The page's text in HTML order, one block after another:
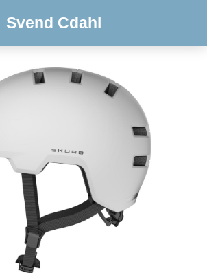
Svend Cdahl